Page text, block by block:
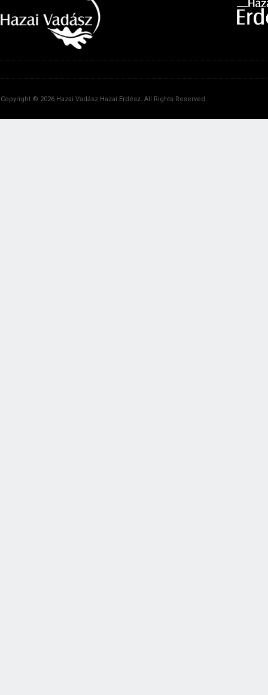
Copyright © 2026 Hazai Vadász Hazai Erdész. All Rights Reserved.